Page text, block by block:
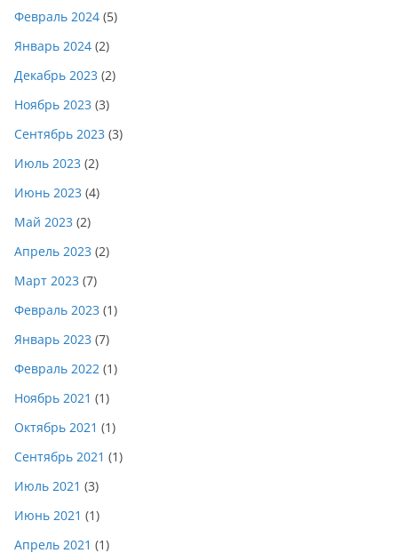
Февраль 2024 (5)
Январь 2024 (2)
Декабрь 2023 (2)
Ноябрь 2023 (3)
Сентябрь 2023 (3)
Июль 2023 (2)
Июнь 2023 (4)
Май 2023 (2)
Апрель 2023 (2)
Март 2023 (7)
Февраль 2023 (1)
Январь 2023 (7)
Февраль 2022 (1)
Ноябрь 2021 (1)
Октябрь 2021 (1)
Сентябрь 2021 (1)
Июль 2021 (3)
Июнь 2021 (1)
Апрель 2021 (1)